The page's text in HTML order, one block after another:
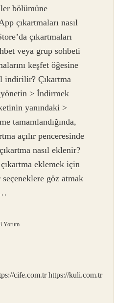
bölümüne
çıkartmaları nasıl
çıkartmaları
veya grup sohbeti
keşfet öğesine
indirilir? Çıkartma
> İndirmek
yanındaki >
tamamlandığında,
açılır penceresinde
nasıl eklenir?
eklemek için
göz atmak
Yorum
cife.com.tr https://kuli.com.tr